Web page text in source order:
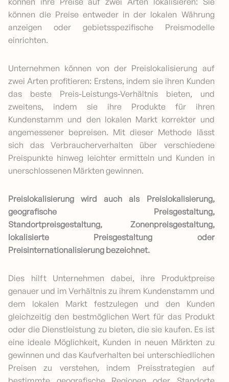
können die Preise entweder in der lokalen Währung
anzeigen oder gebietsspezifische Preismodelle
einrichten.
Unternehmen können von der Preislokalisierung auf
zwei Arten profitieren: Erstens, indem sie ihren Kunden
das beste Preis-Leistungs-Verhältnis bieten, und
zweitens, indem sie ihre Produkte für ihren
Kundenstamm und den lokalen Markt korrekter und
angemessener bepreisen. Mit dieser Methode lässt
sich das Verbraucherverhalten über verschiedene
Preispunkte hinweg leichter ermitteln und Kunden in
unerschlossenen Märkten gewinnen.
Preislokalisierung wird auch als Preislokalisierung,
geografische Preisgestaltung,
Standortpreisgestaltung, Zonenpreisgestaltung,
lokalisierte Preisgestaltung oder
Preisinternationalisierung bezeichnet.
Dies hilft Unternehmen dabei, ihre Produktpreise
genauer und im Verhältnis zu ihrem Kundenstamm und
dem lokalen Markt festzulegen und den Kunden
gleichzeitig den bestmöglichen Wert für das Produkt
oder die Dienstleistung zu bieten, die sie kaufen. Es ist
eine ideale Möglichkeit, Kunden in neuen Märkten zu
gewinnen und das Kaufverhalten bei unterschiedlichen
Preisen zu verstehen, indem Preisstrategien auf